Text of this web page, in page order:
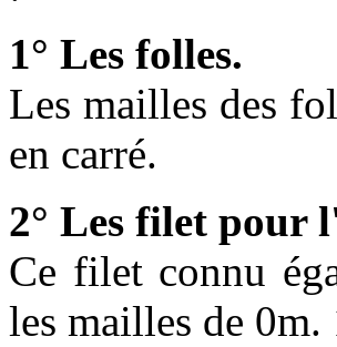
1° Les folles.
Les mailles des
en carré.
2° Les filet pour
Ce filet connu
les mailles de 0m.